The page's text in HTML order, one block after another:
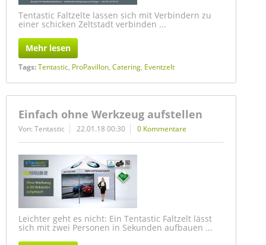
Tentastic Faltzelte lassen sich mit Verbindern zu
einer schicken Zeltstadt verbinden ...
Mehr lesen
Tags:Tentastic, ProPavillon, Catering, Eventzelt
Einfach ohne Werkzeug aufstellen
Von: Tentastic 22.01.18 00:30 0 Kommentare
Leichter geht es nicht: Ein Tentastic Faltzelt lässt
sich mit zwei Personen in Sekunden aufbauen ...